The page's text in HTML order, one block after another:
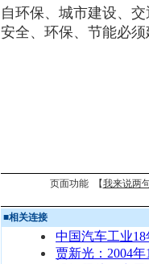
自环保、城市建设、
安全、环保、节能必
页面功能 【我来说两
■相关连接
中国汽车工业
贾新光：2004